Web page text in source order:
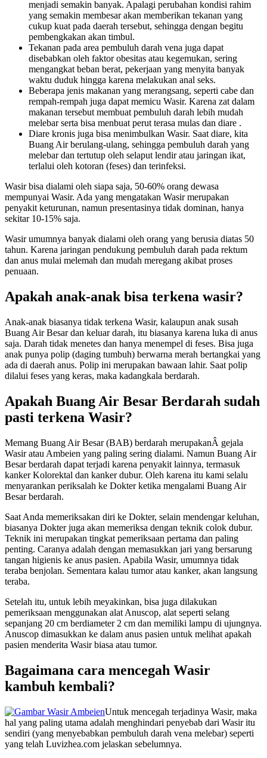
menjadi semakin banyak. Apalagi perubahan kondisi rahim
yang semakin membesar akan memberikan tekanan yang
cukup kuat pada daerah tersebut, sehingga dengan begitu
pembengkakan akan timbul.
Tekanan pada area pembuluh darah vena juga dapat
disebabkan oleh faktor obesitas atau kegemukan, sering
mengangkat beban berat, pekerjaan yang menyita banyak
waktu duduk hingga karena melakukan anal seks.
Beberapa jenis makanan yang merangsang, seperti cabe dan
rempah-rempah juga dapat memicu Wasir. Karena zat dalam
makanan tersebut membuat pembuluh darah lebih mudah
melebar serta bisa menbuat perut terasa mulas dan diare .
Diare kronis juga bisa menimbulkan Wasir. Saat diare, kita
Buang Air berulang-ulang, sehingga pembuluh darah yang
melebar dan tertutup oleh selaput lendir atau jaringan ikat,
terlalui oleh kotoran (feses) dan terinfeksi.
Wasir bisa dialami oleh siapa saja, 50-60% orang dewasa
mempunyai Wasir. Ada yang mengatakan Wasir merupakan
penyakit keturunan, namun presentasinya tidak dominan, hanya
sekitar 10-15% saja.
Wasir umumnya banyak dialami oleh orang yang berusia diatas 50
tahun. Karena jaringan pendukung pembuluh darah pada rektum
dan anus mulai melemah dan mudah meregang akibat proses
penuaan.
Apakah anak-anak bisa terkena wasir?
Anak-anak biasanya tidak terkena Wasir, kalaupun anak susah
Buang Air Besar dan keluar darah, itu biasanya karena luka di anus
saja. Darah tidak menetes dan hanya menempel di feses. Bisa juga
anak punya polip (daging tumbuh) berwarna merah bertangkai yang
ada di daerah anus. Polip ini merupakan bawaan lahir. Saat polip
dilalui feses yang keras, maka kadangkala berdarah.
Apakah Buang Air Besar Berdarah sudah
pasti terkena Wasir?
Memang Buang Air Besar (BAB) berdarah merupakanÂ gejala
Wasir atau Ambeien yang paling sering dialami. Namun Buang Air
Besar berdarah dapat terjadi karena penyakit lainnya, termasuk
kanker Kolorektal dan kanker dubur. Oleh karena itu kami selalu
menyarankan periksalah ke Dokter ketika mengalami Buang Air
Besar berdarah.
Saat Anda memeriksakan diri ke Dokter, selain mendengar keluhan,
biasanya Dokter juga akan memeriksa dengan teknik colok dubur.
Teknik ini merupakan tingkat pemeriksaan pertama dan paling
penting. Caranya adalah dengan memasukkan jari yang bersarung
tangan higienis ke anus pasien. Apabila Wasir, umumnya tidak
teraba benjolan. Sementara kalau tumor atau kanker, akan langsung
teraba.
Setelah itu, untuk lebih meyakinkan, bisa juga dilakukan
pemeriksaan menggunakan alat Anuscop, alat seperti selang
sepanjang 20 cm berdiameter 2 cm dan memiliki lampu di ujungnya.
Anuscop dimasukkan ke dalam anus pasien untuk melihat apakah
pasien menderita Wasir biasa atau tumor.
Bagaimana cara mencegah Wasir
kambuh kembali?
Untuk mencegah terjadinya Wasir, maka
hal yang paling utama adalah menghindari penyebab dari Wasir itu
sendiri (yang menyebabkan pembuluh darah vena melebar) seperti
yang telah Luvizhea.com jelaskan sebelumnya.